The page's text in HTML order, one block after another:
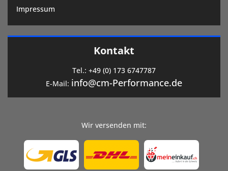
Impressum
Kontakt
Tel.: +49 (0) 173 6747787
E-Mail: info@cm-Performance.de
Wir versenden mit: